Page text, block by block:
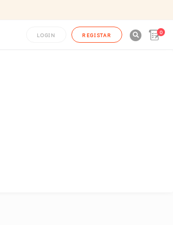
LOGIN REGISTAR 0